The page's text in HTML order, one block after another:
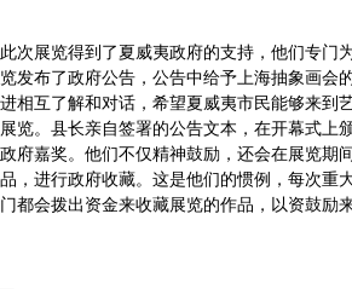
此次展览得到了夏威夷政府的支持，他们专门
览发布了政府公告，公告中给予上海抽象画会
进相互了解和对话，希望夏威夷市民能够来到
展览。县长亲自签署的公告文本，在开幕式上
政府嘉奖。他们不仅精神鼓励，还会在展览期
品，进行政府收藏。这是他们的惯例，每次重
门都会拨出资金来收藏展览的作品，以资鼓励